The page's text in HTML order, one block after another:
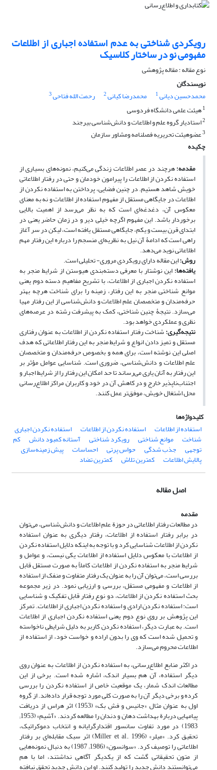
رویکردی شناختی به عدم استفاده اجباری از اطلاعات
مفهومی نو در ساختار کلاسیک
نوع مقاله : مقاله پژوهشی
نویسندگان
محمدحسین دیانی1 محمدرضا کیانی2 رحمت الله فتاحی3
1هیئت علمی دانشگاه فردوسی
2استادیار گروه علم و اطلاعات و دانش‌شناسی بیرجند
3عضوهیئت تحریریه فصلنامه ومشاور سازمان
چکیده
مقدمه:هرچند در عصر اطلاعات زندگی می‌کنیم، نمونه‌های بسیاری از
استفاده نکردن از اطلاعات را پیرامون خودمان و حتی در رفتار اطلاعاتی
خویش شاهد هستیم. در چنین فضایی، پرداختن به استفاده نکردن از
اطلاعات در جایگاهی مستقل از مفهوم استفاده از اطلاعات و نه به معنای
معکوس آن، دغدغه‌ای است که به نظر می‌رسد از اهمیت بالایی
برخوردار باشد. این مفهوم اگرچه خیلی دیر و در زمان حاضر یعنی در
ابتدای قرن بیست و یکم، جایگاهی مستقل یافته است، لیکن در سر آغاز
راهی است که ادامۀ آن نیل به نظریه‌ای منسجم را درباره این رفتار مهم
اطلاعاتی نوید می‌دهد.
روش:این مقاله دارای رویکردی مروری- تحلیلی است.
یافته‌ها:این نوشتار با معرفی دسته‌بندی هیوستن از شرایط منجر به
استفاده نکردن اجباری از اطلاعات، با تشریح مفاهیم دسته دوم یعنی
موانع شناختی منجر به این رفتار، زمینه را برای شناخت هرچه بهتر
حرفه‌مندان و متخصصان علم اطلاعات و دانش‌شناسی از این رفتار مهیا
می‌سازد. نتیجۀ چنین شناختی، کمک به پیشرفت رشته در عرصه‌های
نظری و عملکردی خواهد بود.
نتیجه‌گیری:شناخت رفتار استفاده نکردن از اطلاعات به عنوان رفتاری
مستقل و تمیز دادن انواع و شرایط منجر به این رفتار اطلاعاتی که هدف
اصلی این نوشته است، برای همه و بخصوص حرفه‌مندان و متخصصان
علم اطلاعات و دانش‌شناسی، ضروری است. شناسایی عوامل مؤثر بر
این رفتار به آنان یاری می‌رساند تا حد امکان این رفتار را از شرایط اجبار و
اجتناب‌ناپذیر خارج و در کاهش آن در خود و کاربران مراکز اطلاع‌رسانی
محل اشتغال خویش، موفق‌تر عمل کنند.
کلیدواژه‌ها
استفاده از اطلاعات
استفاده نکردن از اطلاعات استفاده نکردن اجباری
شناخت موانع شناختی رویکرد شناختی آستانه کمبود دانش کم
توجهی جذب شدگی حواس پرتی احساسات پیش زمینه‌سازی
پالایش اطلاعات کمترین تلاش کمترین تضاد
اصل مقاله
مقدمه
در مطالعات رفتار اطلاعاتی در حوزة علم اطلاعات و دانش‌شناسی، می‌توان
در برابر رفتار استفاده از اطلاعات، رفتار دیگری به عنوان استفاده
نکردن از اطلاعات شناسایی کرد و با توجه به اینکه دلایل استفاده نکردن
از اطلاعات با معکوس دلایل استفاده از اطلاعات یکی نیست، و عوامل و
شرایط منجر به استفاده نکردن از اطلاعات کاملاً به صورت مستقل قابل
بررسی است، می‌توان آن را به عنوان یک رفتار متفاوت و منفک از استفاده
از اطلاعات و مفهومی مستقل، بررسی و ارزیابی نمود. در زیر مجموعه
بحث استفاده نکردن از اطلاعات، دو نوع رفتار قابل تفکیک و شناسایی
است: استفاده نکردن ارادی و استفاده نکردن اجباری از اطلاعات. تمرکز
این پژوهش بر روی نوع دوم یعنی استفاده نکردن اجباری از اطلاعات
است. به عبارت دیگر، استفاده نکردن کاربر به دلیل شرایطی ناخواسته
و تحمیل شده است که وی را بدون اراده و خواست خود، از استفاده از
اطلاعات محروم می‌سازد.
در اکثر منابع اطلاع‌رسانی، به استفاده نکردن از اطلاعات به عنوان روی
دیگر استفاده، آن هم بسیار اندک، اشاره شده است. برخی از این
مطالعات اندک شمار، یک موقعیت خاص از استفاده نکردن را بررسی
کرده و برخی دیگر آن را به صورت کلی مورد توجه قرار داده‌اند. از گروه
اول به عنوان مثال «جانیس و فش بک» (1953) اثر هراس از دریافت
پیامهایی دربارة بهداشت دهان و دندان را مطالعه کردند. «آشیم» (1953;
1983) در مورد تفاوت سانسور اقتدارگرایانه و انتخاب دموکراتیک،
تحقیق کرد. «میلر» (Miller et al., 1996) اثر سبک مقابله‌ای بر رفتار
اطلاعاتی را توصیف کرد. «سوانسون» (1986; 1987) به دنبال نمونه‌هایی
از متون تحقیقاتی گشت که از یکدیگر آگاهی نداشتند، اما با هم
می‌توانستند دانش جدید را تولید کنند. او این دانش جدید تحقق نیافته